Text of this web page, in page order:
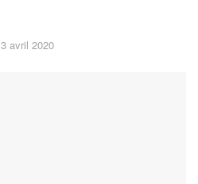
3 avril 2020